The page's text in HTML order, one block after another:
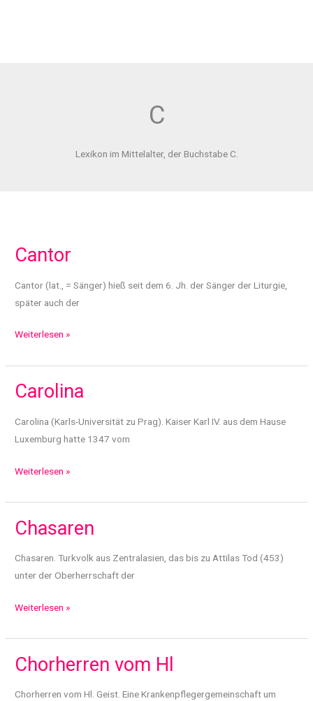
C
Lexikon im Mittelalter, der Buchstabe C.
Cantor
Cantor (lat., = Sänger) hieß seit dem 6. Jh. der Sänger der Liturgie,
später auch der
Cantor
Weiterlesen »
Carolina
Carolina (Karls-Universität zu Prag). Kaiser Karl IV. aus dem Hause
Luxemburg hatte 1347 vom
Carolina
Weiterlesen »
Chasaren
Chasaren. Turkvolk aus Zentralasien, das bis zu Attilas Tod (453)
unter der Oberherrschaft der
Chasaren
Weiterlesen »
Chorherren vom Hl
Chorherren vom Hl. Geist. Eine Krankenpflegergemeinschaft um